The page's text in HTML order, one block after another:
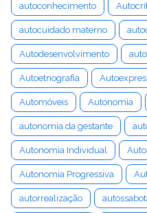
autoconhecimento
autocuidado materno
Autodesenvolvimento
Autoetnografia
Automóveis Autonomia
autonomia da gestante
Autonomia Individual
Autonomia Progressiva
autorrealização